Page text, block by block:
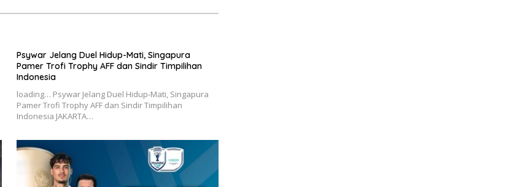
Psywar Jelang Duel Hidup-Mati, Singapura
Pamer Trofi Trophy AFF dan Sindir Timpilihan
Indonesia
loading… Psywar Jelang Duel Hidup-Mati, Singapura
Pamer Trofi Trophy AFF dan Sindir Timpilihan
Indonesia JAKARTA…